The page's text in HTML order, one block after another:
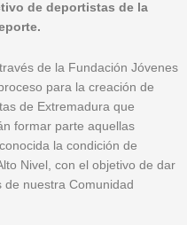
de deportistas de la
de la Fundación Jóvenes
para la creación de
de Extremadura que
formar parte aquellas
la condición de
Nivel, con el objetivo de dar
nuestra Comunidad